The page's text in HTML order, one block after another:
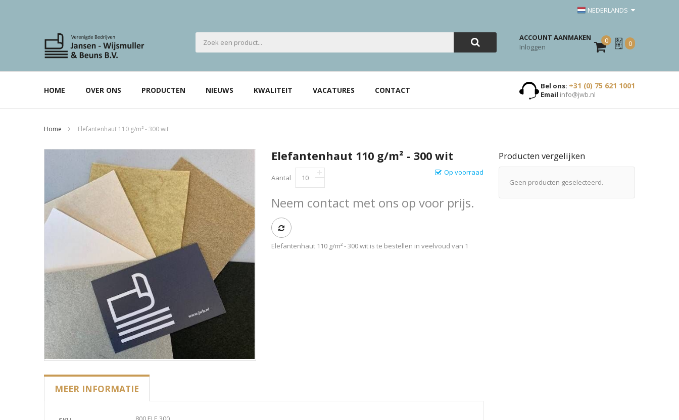
NEDERLANDS
ACCOUNT AANMAKEN
Inloggen
0
Mijn
Offerte
0
HOME OVER ONS PRODUCTEN NIEUWS KWALITEIT VACATURES CONTACT Bel ons: +31 (0) 75 621 1001
Email info@jwb.nl
Home Elefantenhaut 110 g/m² - 300 wit
Elefantenhaut 110 g/m² - 300 wit
Op voorraad
Aantal
Neem contact met ons op voor prijs.
Elefantenhaut 110 g/m² - 300 wit is te bestellen in veelvoud van 1
MEER INFORMATIE
Producten vergelijken
Geen producten geselecteerd.